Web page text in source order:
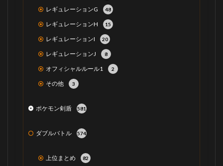
レギュレーションG 48
レギュレーションH 15
レギュレーションI 20
レギュレーションJ 8
オフィシャルルール1 2
その他 3
ポケモン剣盾 581
ダブルバトル 574
上位まとめ 82